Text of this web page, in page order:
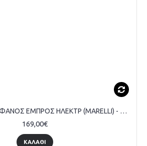
CITROEN C2 03-08 ΦΑΝΟΣ ΕΜΠΡΟΣ ΗΛΕΚΤΡ (MARELLI) - ΑΡΙΣΤΕΡΟ
169,00€
ΚΑΛΆΘΙ